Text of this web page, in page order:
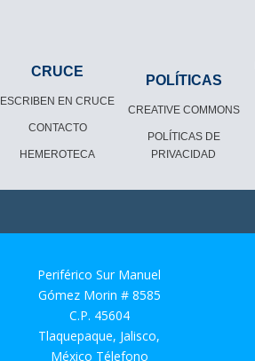
CRUCE
ESCRIBEN EN CRUCE
CONTACTO
HEMEROTECA
POLÍTICAS
CREATIVE COMMONS
POLÍTICAS DE
PRIVACIDAD
Periférico Sur Manuel
Gómez Morin # 8585
C.P. 45604
Tlaquepaque, Jalisco,
México Télefono